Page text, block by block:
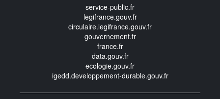
service-public.fr
legifrance.gouv.fr
circulaire.legifrance.gouv.fr
gouvernement.fr
france.fr
data.gouv.fr
ecologie.gouv.fr
igedd.developpement-durable.gouv.fr